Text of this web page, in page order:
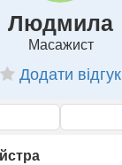
Людмила
Масажист
Додати відгук